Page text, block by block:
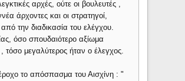
αρχές, ούτε οι βουλευτές ,
άρχοντες και οι στρατηγοί,
από την διαδικασία του ελέγχου.
όσο σπουδαιότερο αξίωμα
τόσο μεγαλύτερος ήταν ο έλεγχος.
το απόσπασμα του Αισχίνη : "